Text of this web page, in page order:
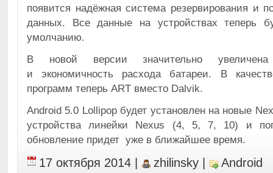
появится надёжная система резервирования и
данных. Все данные на устройствах теперь
умолчанию.
В новой версии значительно увеличена
и экономичность расхода батареи. В
программ теперь ART вместо Dalvik.
Android 5.0 Lollipop будет установлен на новые
устройства линейки Nexus (4, 5, 7, 10) и
обновление придет уже в ближайшее время.
17 октября 2014 zhilinsky Android